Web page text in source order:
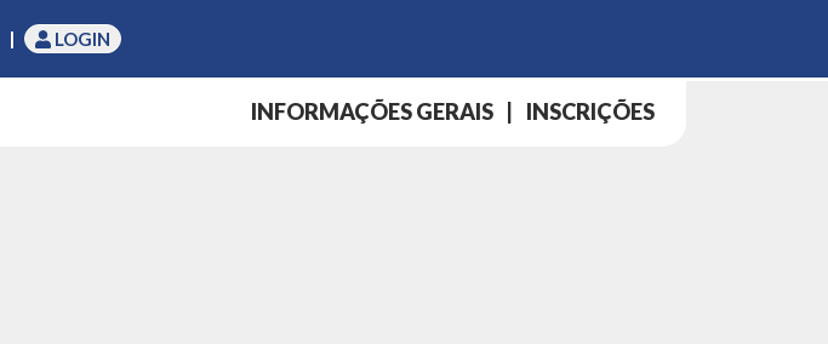
| LOGIN
INFORMAÇÕES GERAIS INSCRIÇÕES